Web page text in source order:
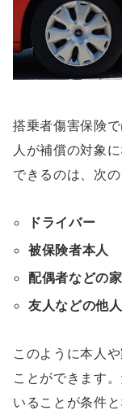
搭乗者傷害保険
人が補償の対象
できるのは、次の
ドライバー
被保険者本人
配偶者などの
友人などの他人
このように本人
ことができます
いることが条件と